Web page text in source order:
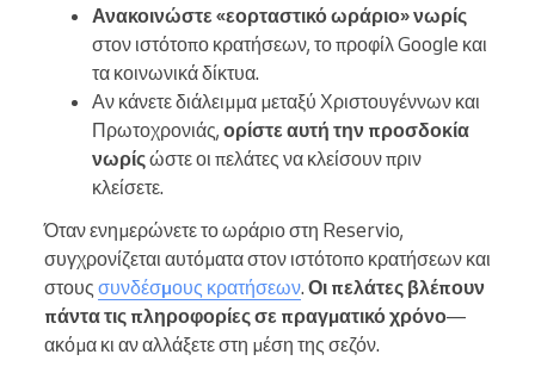
Ανακοινώστε «εορταστικό ωράριο» νωρίς
στον ιστότοπο κρατήσεων, το προφίλ Google και
τα κοινωνικά δίκτυα.
Αν κάνετε διάλειμμα μεταξύ Χριστουγέννων και
Πρωτοχρονιάς, ορίστε αυτή την προσδοκία
νωρίςώστε οι πελάτες να κλείσουν πριν
κλείσετε.
Όταν ενημερώνετε το ωράριο στη Reservio,
συγχρονίζεται αυτόματα στον ιστότοπο κρατήσεων και
στους συνδέσμους κρατήσεων. Οι πελάτες βλέπουν
πάντα τις πληροφορίες σε πραγματικό χρόνο—
ακόμα κι αν αλλάξετε στη μέση της σεζόν.